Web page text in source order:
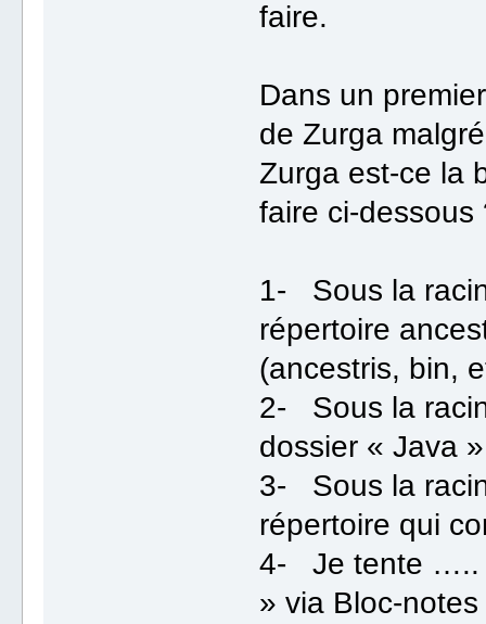
faire.
Dans un
de Zurga
Zurga est-ce la
faire ci-dessous
1- Sous la
répertoire
(ancestris, bin,
2- Sous la
dossier « Java
3- Sous la
répertoire qui
4- Je tente …..
» via Bloc-